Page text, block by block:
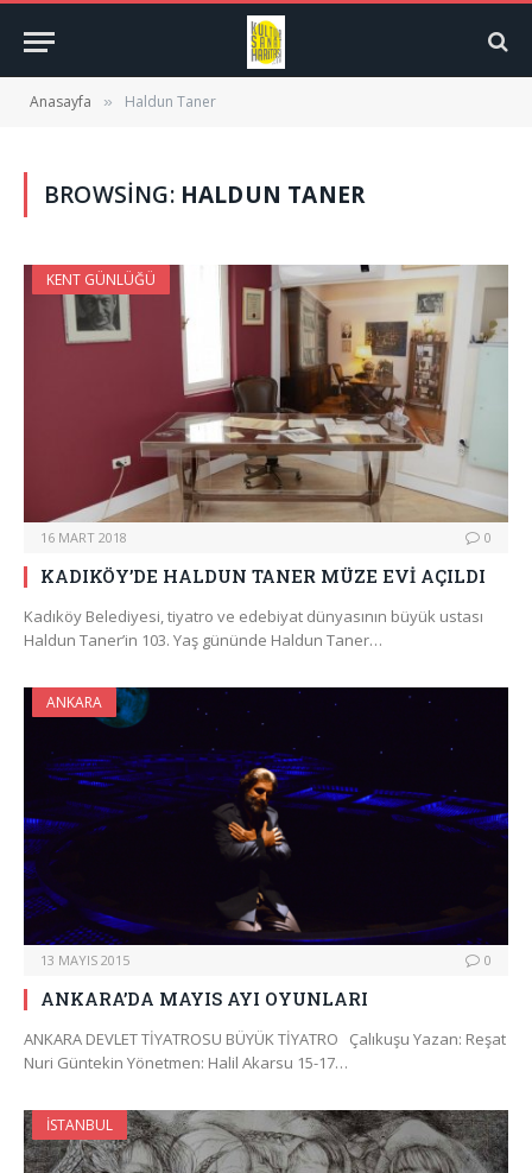
Anasayfa » Haldun Taner
BROWSING: HALDUN TANER
KENT GÜNLÜĞÜ
16 MART 2018 0
KADIKÖY’DE HALDUN TANER MÜZE EVİ AÇILDI
Kadıköy Belediyesi, tiyatro ve edebiyat dünyasının büyük ustası
Haldun Taner’in 103. Yaş gününde Haldun Taner…
ANKARA
13 MAYIS 2015 0
ANKARA’DA MAYIS AYI OYUNLARI
ANKARA DEVLET TİYATROSU BÜYÜK TİYATRO Çalıkuşu Yazan: Reşat
Nuri Güntekin Yönetmen: Halil Akarsu 15-17…
İSTANBUL